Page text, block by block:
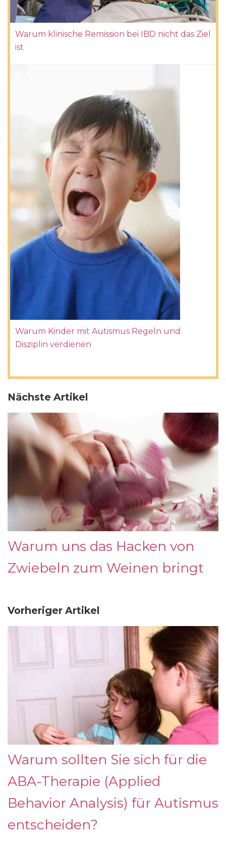
Warum klinische Remission bei IBD nicht das Ziel
ist
Warum Kinder mit Autismus Regeln und
Disziplin verdienen
Nächste Artikel
Warum uns das Hacken von
Zwiebeln zum Weinen bringt
Vorheriger Artikel
Warum sollten Sie sich für die
ABA-Therapie (Applied
Behavior Analysis) für Autismus
entscheiden?